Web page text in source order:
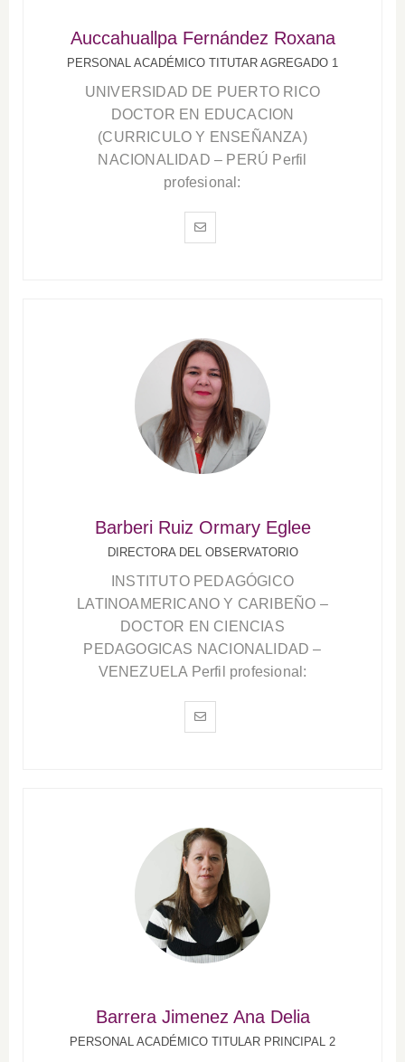
Auccahuallpa Fernández Roxana
PERSONAL ACADÉMICO TITUTAR AGREGADO 1
UNIVERSIDAD DE PUERTO RICO
DOCTOR EN EDUCACION
(CURRICULO Y ENSEÑANZA)
NACIONALIDAD – PERÚ Perfil
profesional:
Barberi Ruiz Ormary Eglee
DIRECTORA DEL OBSERVATORIO
INSTITUTO PEDAGÓGICO
LATINOAMERICANO Y CARIBEÑO –
DOCTOR EN CIENCIAS
PEDAGOGICAS NACIONALIDAD –
VENEZUELA Perfil profesional:
Barrera Jimenez Ana Delia
PERSONAL ACADÉMICO TITULAR PRINCIPAL 2